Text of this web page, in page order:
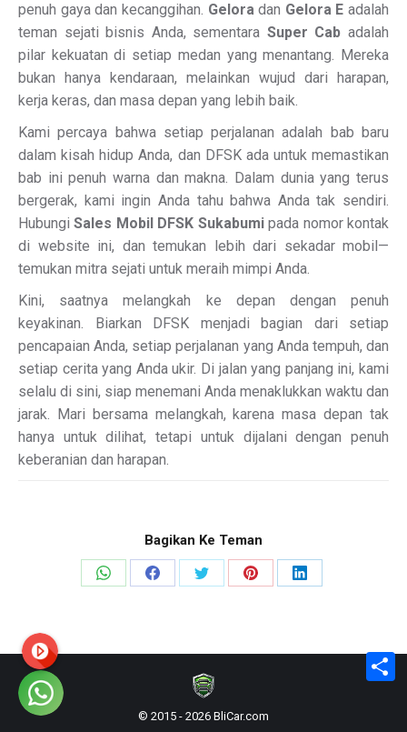
penuh gaya dan kecanggihan. Geloradan Gelora E adalah
teman sejati bisnis Anda, sementara Super Cab adalah
pilar kekuatan di setiap medan yang menantang. Mereka
bukan hanya kendaraan, melainkan wujud dari harapan,
kerja keras, dan masa depan yang lebih baik.
Kami percaya bahwa setiap perjalanan adalah bab baru
dalam kisah hidup Anda, dan DFSK ada untuk memastikan
bab ini penuh warna dan makna. Dalam dunia yang terus
bergerak, kami ingin Anda tahu bahwa Anda tak sendiri.
HubungiSales Mobil DFSK Sukabumipada nomor kontak
di website ini, dan temukan lebih dari sekadar mobil—
temukan mitra sejati untuk meraih mimpi Anda.
Kini, saatnya melangkah ke depan dengan penuh
keyakinan. Biarkan DFSK menjadi bagian dari setiap
pencapaian Anda, setiap perjalanan yang Anda tempuh, dan
setiap cerita yang Anda ukir. Di jalan yang panjang ini, kami
selalu di sini, siap menemani Anda menaklukkan waktu dan
jarak. Mari bersama melangkah, karena masa depan tak
hanya untuk dilihat, tetapi untuk dijalani dengan penuh
keberanian dan harapan.
Bagikan Ke Teman
Share
Share
Share
Share
Share
© 2015 - 2026 BliCar.com